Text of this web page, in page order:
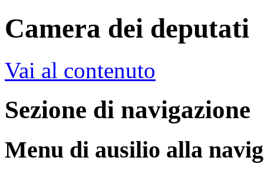
Camera dei deputati
Vai al contenuto
Sezione di navigazione
Menu di ausilio alla